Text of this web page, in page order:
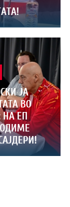
ЈА
ВО
НА ЕП